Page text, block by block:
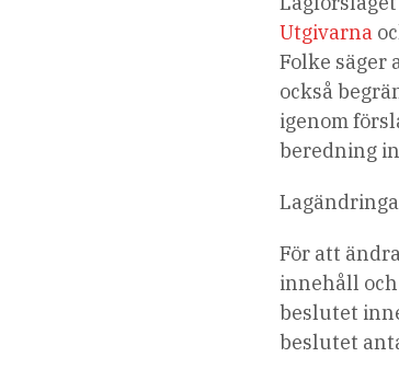
Utgivarna
Folke säger
också
igenom
beredning
För att
innehåll
beslutet
beslutet